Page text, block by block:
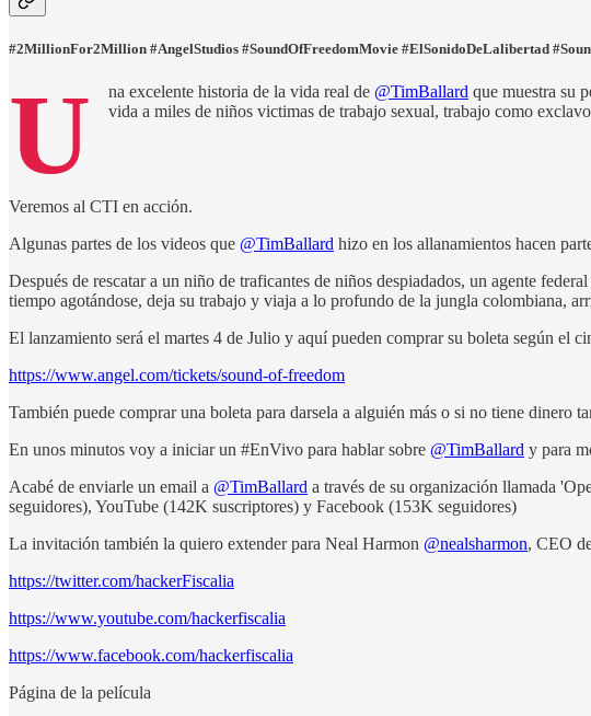
#2MillionFor2Million #AngelStudios #SoundOfFreedomMovie #ElSonidoDeLalibertad
U na excelente historia de la vida real de @TimBallard que muestra su
vida a miles de niños victimas de trabajo sexual, trabajo como
Veremos al CTI en acción.
Algunas partes de los videos que @TimBallard hizo en los allanamientos hacen
Después de rescatar a un niño de traficantes de niños despiadados, un agente
tiempo agotándose, deja su trabajo y viaja a lo profundo de la jungla colombiana,
El lanzamiento será el martes 4 de Julio y aquí pueden comprar su boleta según el
https://www.angel.com/tickets/sound-of-freedom
También puede comprar una boleta para darsela a alguién más o si no tiene
En unos minutos voy a iniciar un #EnVivo para hablar sobre @TimBallard y para
Acabé de enviarle un email a @TimBallard a través de su organización llamada
seguidores), YouTube (142K suscriptores) y Facebook (153K seguidores)
La invitación también la quiero extender para Neal Harmon @nealsharmon, CEO
https://twitter.com/hackerFiscalia
https://www.youtube.com/hackerfiscalia
https://www.facebook.com/hackerfiscalia
Página de la película